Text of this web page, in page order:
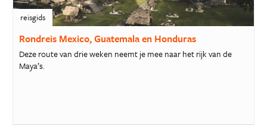
reisgids
Rondreis Mexico, Guatemala en Honduras
Deze route van drie weken neemt je mee naar het rijk van de
Maya’s.